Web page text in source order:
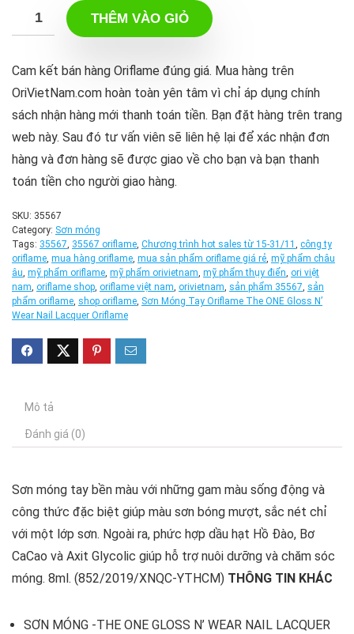
THÊM VÀO GIỎ
Cam kết bán hàng Oriflame đúng giá. Mua hàng trên
OriVietNam.com hoàn toàn yên tâm vì chỉ áp dụng chính
sách nhận hàng mới thanh toán tiền. Bạn đặt hàng trên trang
web này. Sau đó tư vấn viên sẽ liên hệ lại để xác nhận đơn
hàng và đơn hàng sẽ được giao về cho bạn và bạn thanh
toán tiền cho người giao hàng.
SKU: 35567
Category: Sơn móng
Tags: 35567, 35567 oriflame, Chương trình hot sales từ 15-31/11 , công ty
oriflame, mua hàng oriflame, mua sản phẩm oriflame giá rẻ, mỹ phẩm châu
âu, mỹ phẩm oriflame, mỹ phẩm orivietnam, mỹ phẩm thụy điển, ori việt
nam, oriflame shop, oriflame việt nam, orivietnam, sản phẩm 35567, sản
phẩm oriflame, shop oriflame, Sơn Móng Tay Oriflame The ONE Gloss N’
Wear Nail Lacquer Oriflame
Mô tả
Đánh giá (0)
Sơn móng tay bền màu với những gam màu sống động và
công thức đặc biệt giúp màu sơn bóng mượt, sắc nét chỉ
với một lớp sơn. Ngoài ra, phức hợp dầu hạt Hồ Đào, Bơ
CaCao và Axit Glycolic giúp hỗ trợ nuôi dưỡng và chăm sóc
móng. 8ml. (852/2019/XNQC-YTHCM) THÔNG TIN KHÁC
SƠN MÓNG -THE ONE GLOSS N’ WEAR NAIL LACQUER